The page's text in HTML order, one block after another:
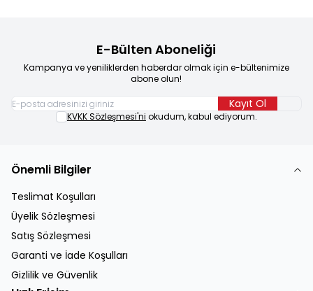
E-Bülten Aboneliği
Kampanya ve yeniliklerden haberdar olmak için e-bültenimize
abone olun!
Kayıt Ol
KVKK Sözleşmesi'ni okudum, kabul ediyorum.
Önemli Bilgiler
Teslimat Koşulları
Üyelik Sözleşmesi
Satış Sözleşmesi
Garanti ve İade Koşulları
Gizlilik ve Güvenlik